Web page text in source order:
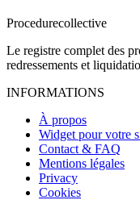
Procedurecollective
Le registre complet des
redressements et
INFORMATIONS
À propos
Widget pour votre
Contact & FAQ
Mentions légales
Privacy
Cookies